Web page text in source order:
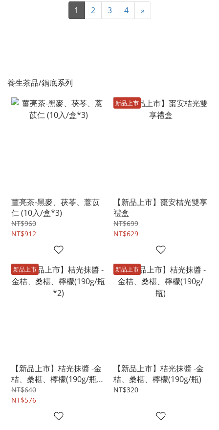
1 2 3 4 »
養生茶品/鍋底系列
薑亮茶-黑麥、茯苓、薏苡
仁 (10入/盒*3)
NT$960
NT$912
新品上市
【新品上市】棗安桔光雙享
禮盒
NT$699
NT$629
新品上市
【新品上市】桔光抹醬 -金
桔、桑椹、檸檬(190g/瓶
*2)
NT$640
NT$576
新品上市
【新品上市】桔光抹醬 -金
桔、桑椹、檸檬(190g/瓶)
NT$320